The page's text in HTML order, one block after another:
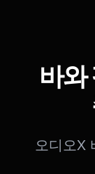
바와
오디오X